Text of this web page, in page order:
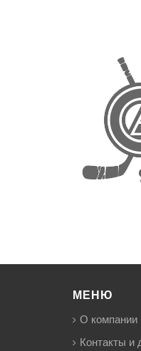
МЕНЮ
О компании
Контакты и